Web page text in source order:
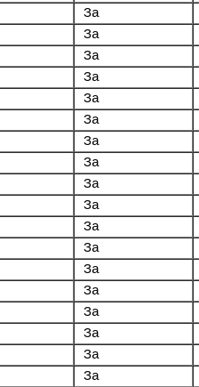
За
За
За
За
За
За
За
За
За
За
За
За
За
За
За
За
За
За